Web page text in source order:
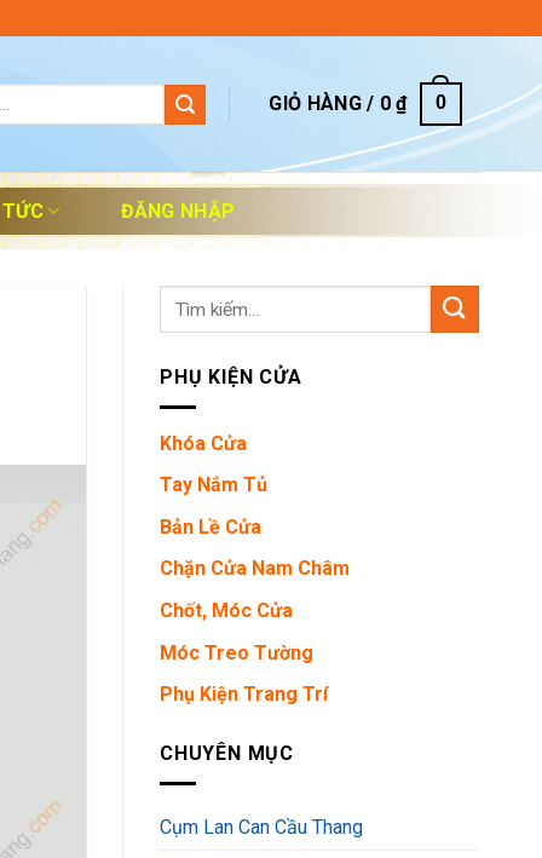
GIỎ HÀNG / 0₫ 0
ĐĂNG NHẬP
Tìm
PHỤ KIỆN CỬA
Khóa Cửa
Tay Nắm Tủ
Bản Lề Cửa
Chặn Cửa Nam Châm
Chốt, Móc Cửa
Móc Treo Tường
Phụ Kiện Trang Trí
CHUYÊN MỤC
Cụm Lan Can Cầu Thang